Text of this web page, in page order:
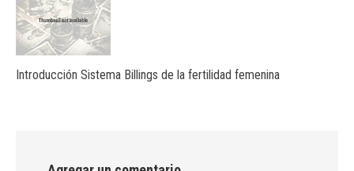
Introducción Sistema Billings de la fertilidad femenina